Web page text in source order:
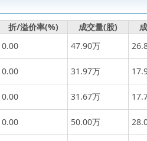
折/溢价率(%) 成交量(股)
0.00 47.90万
0.00 31.97万
0.00 31.67万
0.00 50.00万